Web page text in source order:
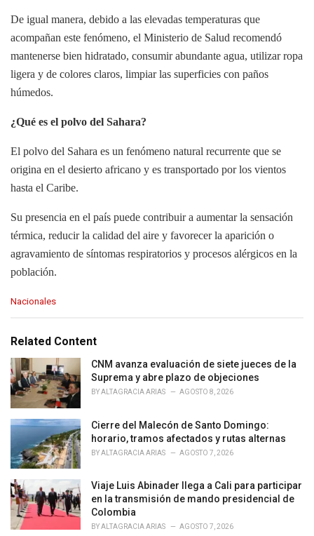
De igual manera, debido a las elevadas temperaturas que
acompañan este fenómeno, el Ministerio de Salud recomendó
mantenerse bien hidratado, consumir abundante agua, utilizar ropa
ligera y de colores claros, limpiar las superficies con paños
húmedos.
¿Qué es el polvo del Sahara?
El polvo del Sahara es un fenómeno natural recurrente que se
origina en el desierto africano y es transportado por los vientos
hasta el Caribe.
Su presencia en el país puede contribuir a aumentar la sensación
térmica, reducir la calidad del aire y favorecer la aparición o
agravamiento de síntomas respiratorios y procesos alérgicos en la
población.
C
e
o
r
i
e
:
Nacionales
Related Content
CNM avanza evaluación de siete jueces de la
Suprema y abre plazo de objeciones
BYALTAGRACIA ARIAS AGOSTO 8, 2026
Cierre del Malecón de Santo Domingo:
horario, tramos afectados y rutas alternas
BYALTAGRACIA ARIAS AGOSTO 7, 2026
Viaje Luis Abinader llega a Cali para participar
en la transmisión de mando presidencial de
Colombia
BYALTAGRACIA ARIAS AGOSTO 7, 2026